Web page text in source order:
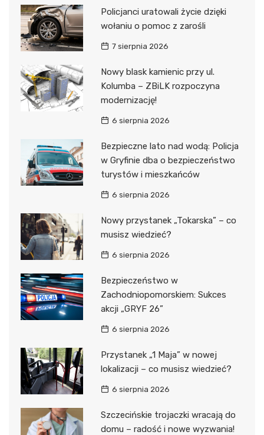
Policjanci uratowali życie dzięki
wołaniu o pomoc z zarośli
7 sierpnia 2026
Nowy blask kamienic przy ul.
Kolumba – ZBiLK rozpoczyna
modernizację!
6 sierpnia 2026
Bezpieczne lato nad wodą: Policja
w Gryfinie dba o bezpieczeństwo
turystów i mieszkańców
6 sierpnia 2026
Nowy przystanek „Tokarska” – co
musisz wiedzieć?
6 sierpnia 2026
Bezpieczeństwo w
Zachodniopomorskiem: Sukces
akcji „GRYF 26”
6 sierpnia 2026
Przystanek „1 Maja” w nowej
lokalizacji – co musisz wiedzieć?
6 sierpnia 2026
Szczecińskie trojaczki wracają do
domu – radość i nowe wyzwania!